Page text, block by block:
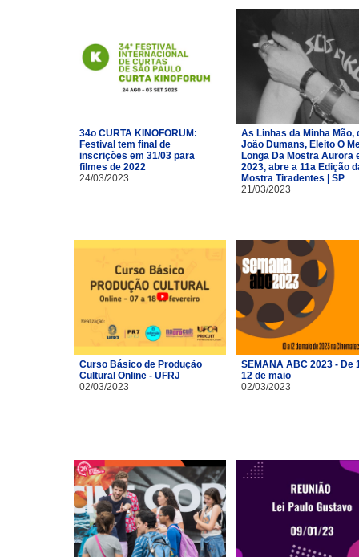
34o CURTA KINOFORUM:
Festival tem final de
inscrições em 31/03 para
filmes de 2022
24/03/2023
As Linhas da Minha Mão,
João Dumans, Eleito O
Longa Da Mostra Aurora
2023, abre a 11a Edição
Mostra Tiradentes | SP
21/03/2023
Curso Básico de Produção
Cultural Online - UFRJ
02/03/2023
SEMANA ABC 2023 - De
12 de maio
02/03/2023